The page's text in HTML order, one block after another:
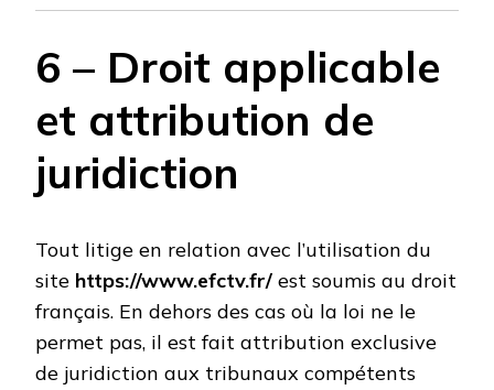
6 – Droit applicable
et attribution de
juridiction
Tout litige en relation avec l’utilisation du
site https://www.efctv.fr/ est soumis au droit
français. En dehors des cas où la loi ne le
permet pas, il est fait attribution exclusive
de juridiction aux tribunaux compétents